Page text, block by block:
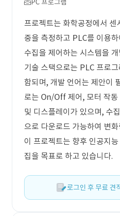
PC 프로그램
프로젝트는 화학공정에서 센
중을 측정하고 PLC를 이용
수집을 제어하는 시스템을
기술 스택으로는 PLC 프로
함되며, 개발 언어는 제안이
로는 On/Off 제어, 모터 작동
및 디스플레이가 있으며, 수
으로 다운로드 가능하여 변
이 프로젝트는 향후 인공지
집을 목표로 하고 있습니다.
로그인 후 무료 견